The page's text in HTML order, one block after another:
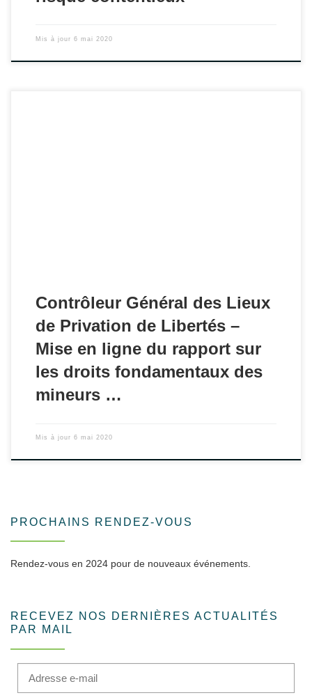
Mis à jour 6 mai 2020
Contrôleur Général des Lieux
de Privation de Libertés –
Mise en ligne du rapport sur
les droits fondamentaux des
mineurs …
Mis à jour 6 mai 2020
PROCHAINS RENDEZ-VOUS
Rendez-vous en 2024 pour de nouveaux événements.
RECEVEZ NOS DERNIÈRES ACTUALITÉS
PAR MAIL